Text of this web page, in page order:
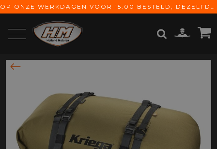
OP ONZE WERKDAGEN VOOR 15:00 BESTELD, DEZELFDE DAG VERZONDEN! GRATIS VERZENDING VANAF € 65,-